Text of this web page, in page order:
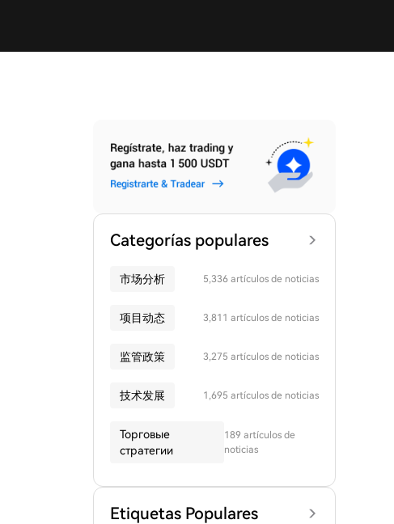
Categorías populares
市场分析 5,336 artículos de noticias
项目动态 3,811 artículos de noticias
监管政策 3,275 artículos de noticias
技术发展 1,695 artículos de noticias
Торговые
стратегии
189 artículos de
noticias
Etiquetas Populares